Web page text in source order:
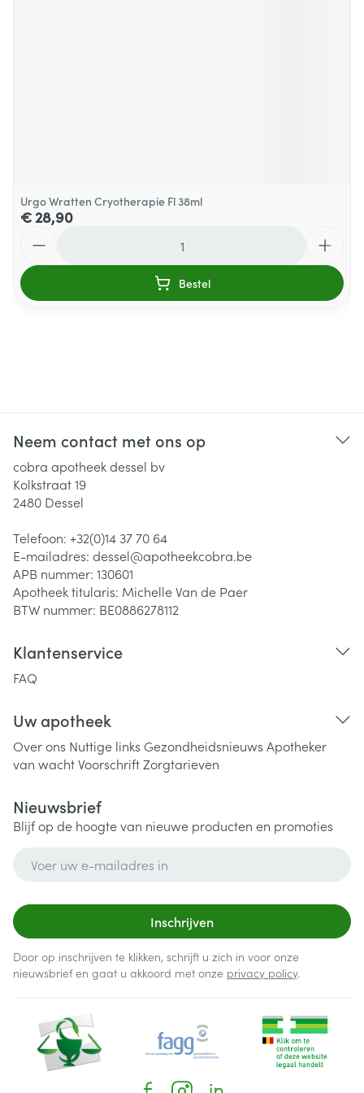
Urgo Wratten Cryotherapie Fl 38ml
€ 28,90
Bestel
Neem contact met ons op
cobra apotheek dessel bv
Kolkstraat 19
2480 Dessel
Telefoon: +32(0)14 37 70 64
E-mailadres: dessel@apotheekcobra.be
APB nummer: 130601
Apotheek titularis: Michelle Van de Paer
BTW nummer: BE0886278112
Klantenservice
FAQ
Uw apotheek
Over ons Nuttige links Gezondheidsnieuws Apotheker
van wachtVoorschriftZorgtarieven
Nieuwsbrief
Blijf op de hoogte van nieuwe producten en promoties
Inschrijven
Door op inschrijven te klikken, schrijft u zich in voor onze
nieuwsbrief en gaat u akkoord met onze privacy policy.